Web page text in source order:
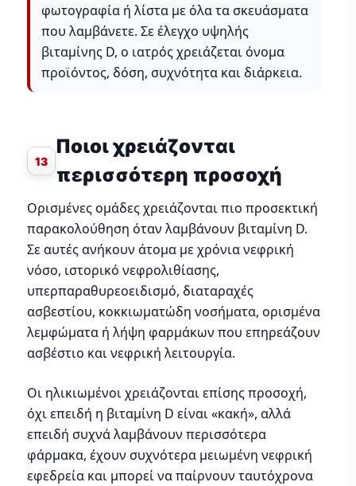
φωτογραφία ή λίστα με όλα τα σκευάσματα
που λαμβάνετε. Σε έλεγχο υψηλής
βιταμίνης D, ο ιατρός χρειάζεται όνομα
προϊόντος, δόση, συχνότητα και διάρκεια.
13
Ποιοι χρειάζονται
περισσότερη προσοχή
Ορισμένες ομάδες χρειάζονται πιο προσεκτική
παρακολούθηση όταν λαμβάνουν βιταμίνη D.
Σε αυτές ανήκουν άτομα με χρόνια νεφρική
νόσο, ιστορικό νεφρολιθίασης,
υπερπαραθυρεοειδισμό, διαταραχές
ασβεστίου, κοκκιωματώδη νοσήματα, ορισμένα
λεμφώματα ή λήψη φαρμάκων που επηρεάζουν
ασβέστιο και νεφρική λειτουργία.
Οι ηλικιωμένοι χρειάζονται επίσης προσοχή,
όχι επειδή η βιταμίνη D είναι «κακή», αλλά
επειδή συχνά λαμβάνουν περισσότερα
φάρμακα, έχουν συχνότερα μειωμένη νεφρική
εφεδρεία και μπορεί να παίρνουν ταυτόχρονα